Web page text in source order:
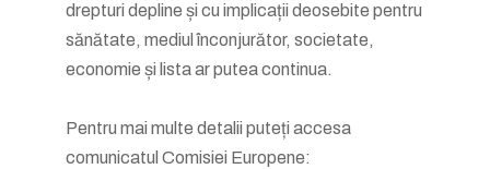
drepturi depline și cu implicații deosebite pentru
sănătate, mediul înconjurător, societate,
economie și lista ar putea continua.
Pentru mai multe detalii puteți accesa
comunicatul Comisiei Europene: